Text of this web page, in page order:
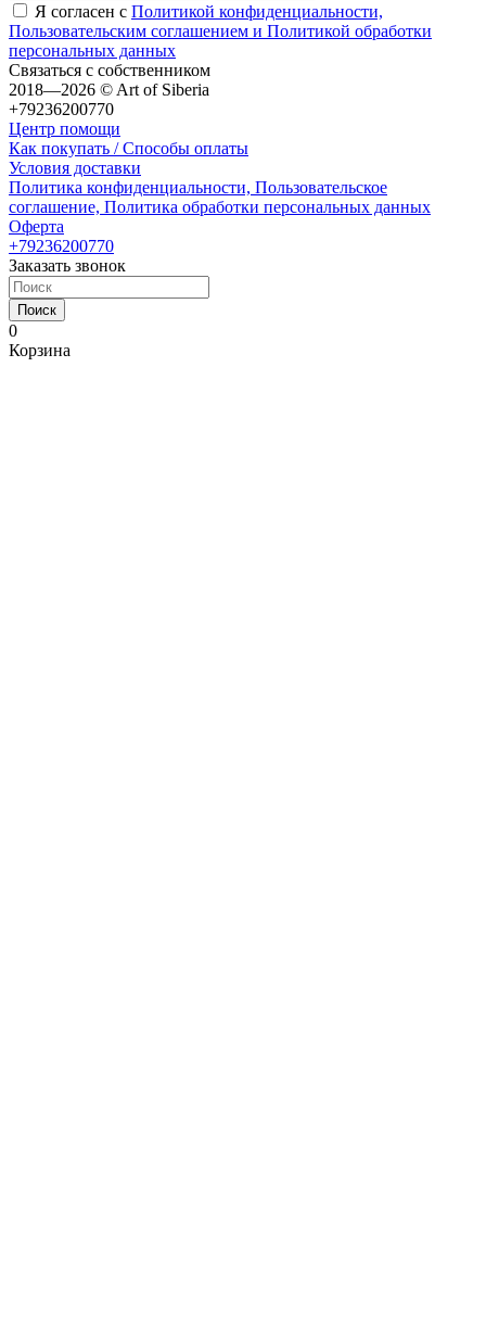
Я согласен с Политикой конфиденциальности,
Пользовательским соглашением и Политикой обработки
персональных данных
Связаться с собственником
2018—2026 © Art of Siberia
+79236200770
Центр помощи
Как покупать / Способы оплаты
Условия доставки
Политика конфиденциальности, Пользовательское
соглашение, Политика обработки персональных данных
Оферта
+79236200770
Заказать звонок
Поиск
0
Корзина